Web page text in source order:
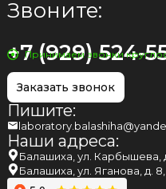
Звоните:
+7 (929) 524-
Принимаем звонки
Заказать звонок
Пишите:
Наши адреса:
Балашиха, ул. Карбышева,
Балашиха, ул. Яганова, д.